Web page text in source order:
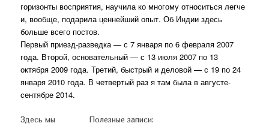
горизонты восприятия, научила ко многому относиться легче
и, вообще, подарила ценнейший опыт. Об Индии здесь
больше всего постов.
Первый приезд-разведка — с 7 января по 6 февраля 2007
года. Второй, основательный — с 13 июля 2007 по 13
октября 2009 года. Третий, быстрый и деловой — с 19 по 24
января 2010 года. В четвертый раз я там была в августе-
сентябре 2014.
Здесь мы
Полезные записи: